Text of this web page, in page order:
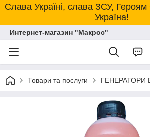
Слава Україні, слава ЗСУ,
Україна!
Интернет-магазин "Макрос"
Товари та послуги ГЕНЕРАТОРИ